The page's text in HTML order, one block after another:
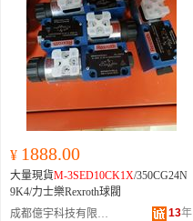
¥ 1888.00
大量現貨M-3SED10CK1X/350CG24N
9K4/力士樂Rexroth球閥
成都億宇科技有限公司
13年